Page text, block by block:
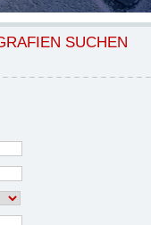
SUCHEN